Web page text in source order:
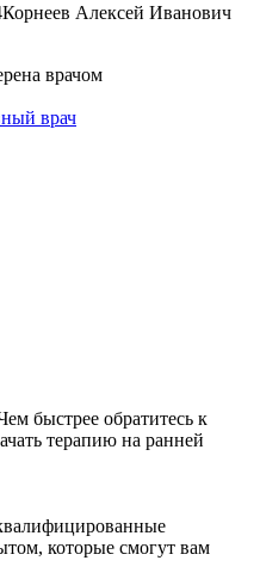
Корнеев Алексей Иванович
врачом
врач
быстрее обратитесь к
терапию на ранней
которые смогут вам